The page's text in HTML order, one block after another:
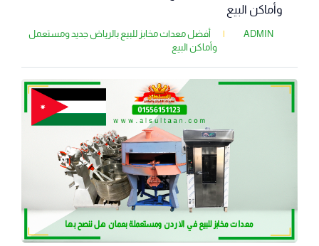
وأماكن البيع
ADMIN
أفضل معدات مخابز للبيع بالرياض جديد ومستعمل
وأماكن البيع